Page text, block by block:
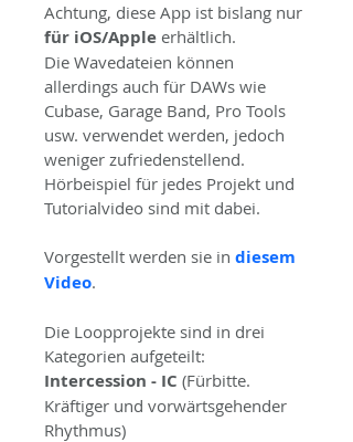
Achtung, diese App ist bislang nur
für iOS/Apple erhältlich.
Die Wavedateien können
allerdings auch für DAWs wie
Cubase, Garage Band, Pro Tools
usw. verwendet werden, jedoch
weniger zufriedenstellend.
Hörbeispiel für jedes Projekt und
Tutorialvideo sind mit dabei.
Vorgestellt werden sie in diesem
Video.
Die Loopprojekte sind in drei
Kategorien aufgeteilt:
Intercession - IC (Fürbitte.
Kräftiger und vorwärtsgehender
Rhythmus)